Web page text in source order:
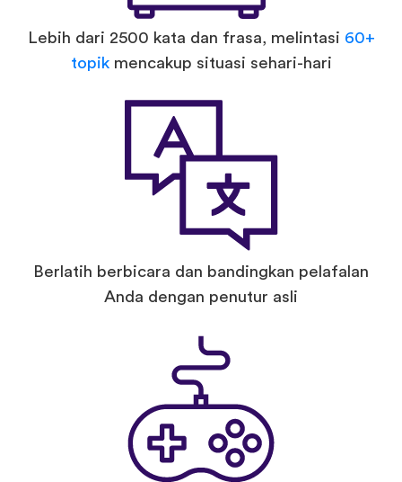
Lebih dari 2500 kata dan frasa, melintasi 60+
topikmencakup situasi sehari-hari
Berlatih berbicara dan bandingkan pelafalan
Anda dengan penutur asli